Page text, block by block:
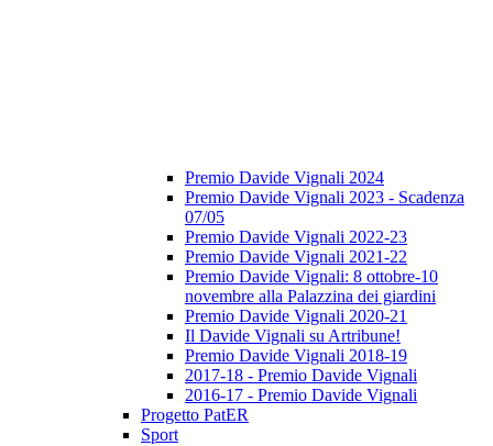
Premio Davide Vignali 2024
Premio Davide Vignali 2023 - Scadenza
07/05
Premio Davide Vignali 2022-23
Premio Davide Vignali 2021-22
Premio Davide Vignali: 8 ottobre-10
novembre alla Palazzina dei giardini
Premio Davide Vignali 2020-21
Il Davide Vignali su Artribune!
Premio Davide Vignali 2018-19
2017-18 - Premio Davide Vignali
2016-17 - Premio Davide Vignali
Progetto PatER
Sport